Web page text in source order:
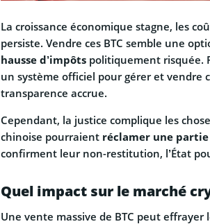
La croissance économique stagne, les
persiste. Vendre ces BTC semble une
hausse d’impôts politiquement risquée.
un système officiel pour gérer et vendre
transparence accrue.
Cependant, la justice complique les
chinoise pourraient réclamer une partie
confirment leur non-restitution, l’État
Quel impact sur le marché
Une vente massive de BTC peut